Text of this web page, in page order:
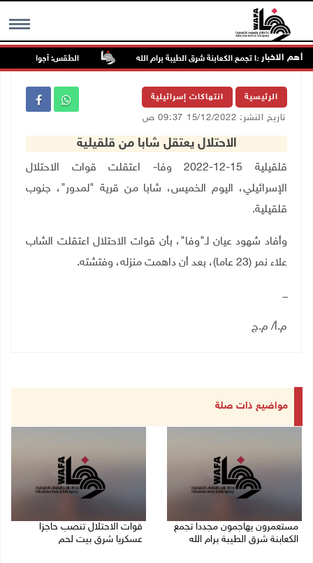
MENU أهم الاخبار
مجددا تجمع الكعابنة شرق الطيبة برام الله الطقس: أجواء صافية
الرئيسية انتهاكات إسرائيلية
تاريخ النشر: 15/12/2022 09:37 ص
الاحتلال يعتقل شابا من قلقيلية
قلقيلية 15-12-2022 وفا- اعتقلت قوات الاحتلال
الإسرائيلي، اليوم الخميس، شابا من قرية "لمدور"، جنوب
قلقيلية.
وأفاد شهود عيان لـ"وفا"، بأن قوات الاحتلال اعتقلت الشاب
علاء نمر (23 عاما)، بعد أن داهمت منزله، وفتشته
.
ـــ
م.أ/ م.ج
مواضيع ذات صلة
مستعمرون يهاجمون مجددا تجمع
الكعابنة شرق الطيبة برام الله
قوات الاحتلال تنصب حاجزا
عسكريا شرق بيت لحم